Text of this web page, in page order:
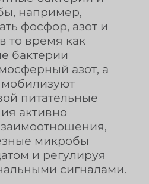
например,
фосфор, азот и
то время как
бактерии
азот, а
питательные
активно
микробы
и регулируя
сигналами.